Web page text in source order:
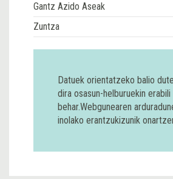
Gantz Azido Aseak
Zuntza
Datuek orientatzeko balio
dira osasun-helburuekin erabili
behar.Webgunearen
inolako erantzukizunik